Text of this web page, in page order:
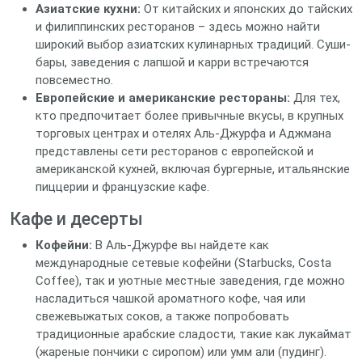
Азиатские кухни: От китайских и японских до тайских
и филиппинских ресторанов – здесь можно найти
широкий выбор азиатских кулинарных традиций. Суши-
бары, заведения с лапшой и карри встречаются
повсеместно.
Европейские и американские рестораны: Для тех,
кто предпочитает более привычные вкусы, в крупных
торговых центрах и отелях Аль-Джурфа и Аджмана
представлены сети ресторанов с европейской и
американской кухней, включая бургерные, итальянские
пиццерии и французские кафе.
Кафе и десерты
Кофейни: В Аль-Джурфе вы найдете как
международные сетевые кофейни (Starbucks, Costa
Coffee), так и уютные местные заведения, где можно
насладиться чашкой ароматного кофе, чая или
свежевыжатых соков, а также попробовать
традиционные арабские сладости, такие как лукаймат
(жареные пончики с сиропом) или умм али (пудинг).